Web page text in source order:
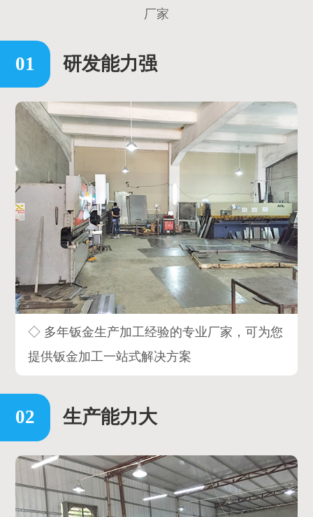
厂家
研发能力强
◇ 多年钣金生产加工经验的专业厂家，可为您
提供钣金加工一站式解决方案
生产能力大